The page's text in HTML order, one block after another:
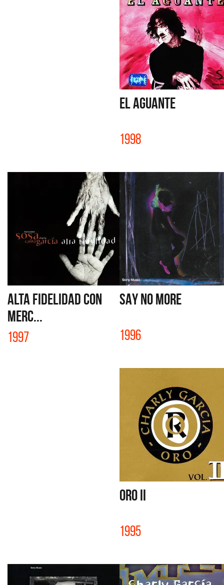
EL AGUANTE
1998
ALTA FIDELIDAD con
Merc...
1997
SAY NO MORE
1996
ORO II
1995